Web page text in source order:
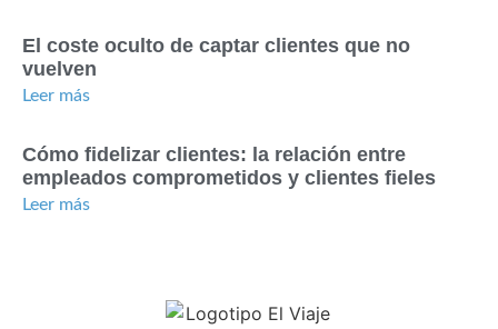
El coste oculto de captar clientes que no
vuelven
Leer más
Cómo fidelizar clientes: la relación entre
empleados comprometidos y clientes fieles
Leer más